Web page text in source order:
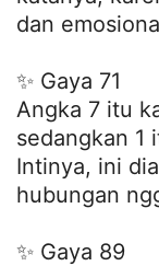
dan
✨ Gaya 71
Angka 7 itu
sedangkan 1
Intinya, ini
hubungan
✨ Gaya 89